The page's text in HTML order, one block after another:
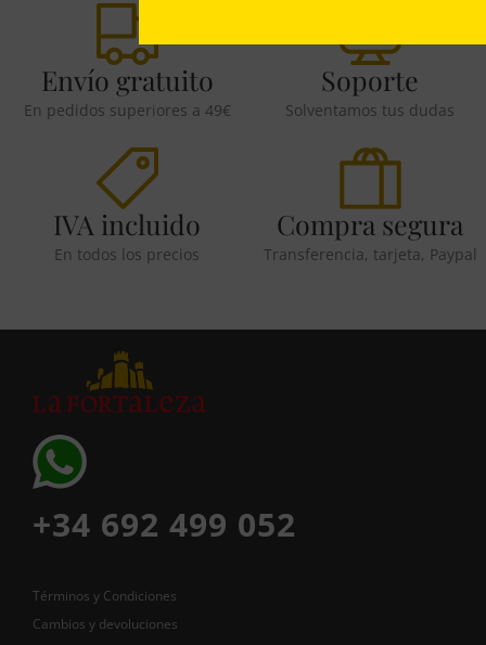
Envío gratuito
En pedidos superiores a 49€
Soporte
Solventamos tus dudas
IVA incluido
En todos los precios
Compra segura
Transferencia, tarjeta, Paypal
+34 692 499 052
Términos y Condiciones
Cambios y devoluciones